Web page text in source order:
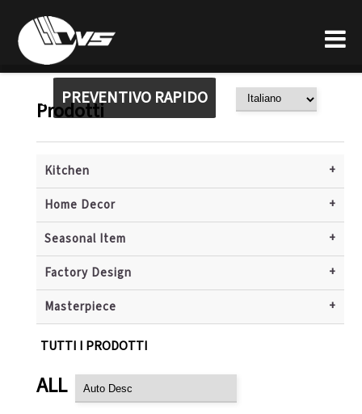
PREVENTIVO RAPIDO
Prodotti
Kitchen +
Home Decor +
Seasonal Item +
Factory Design +
Masterpiece +
TUTTI I PRODOTTI
ALL